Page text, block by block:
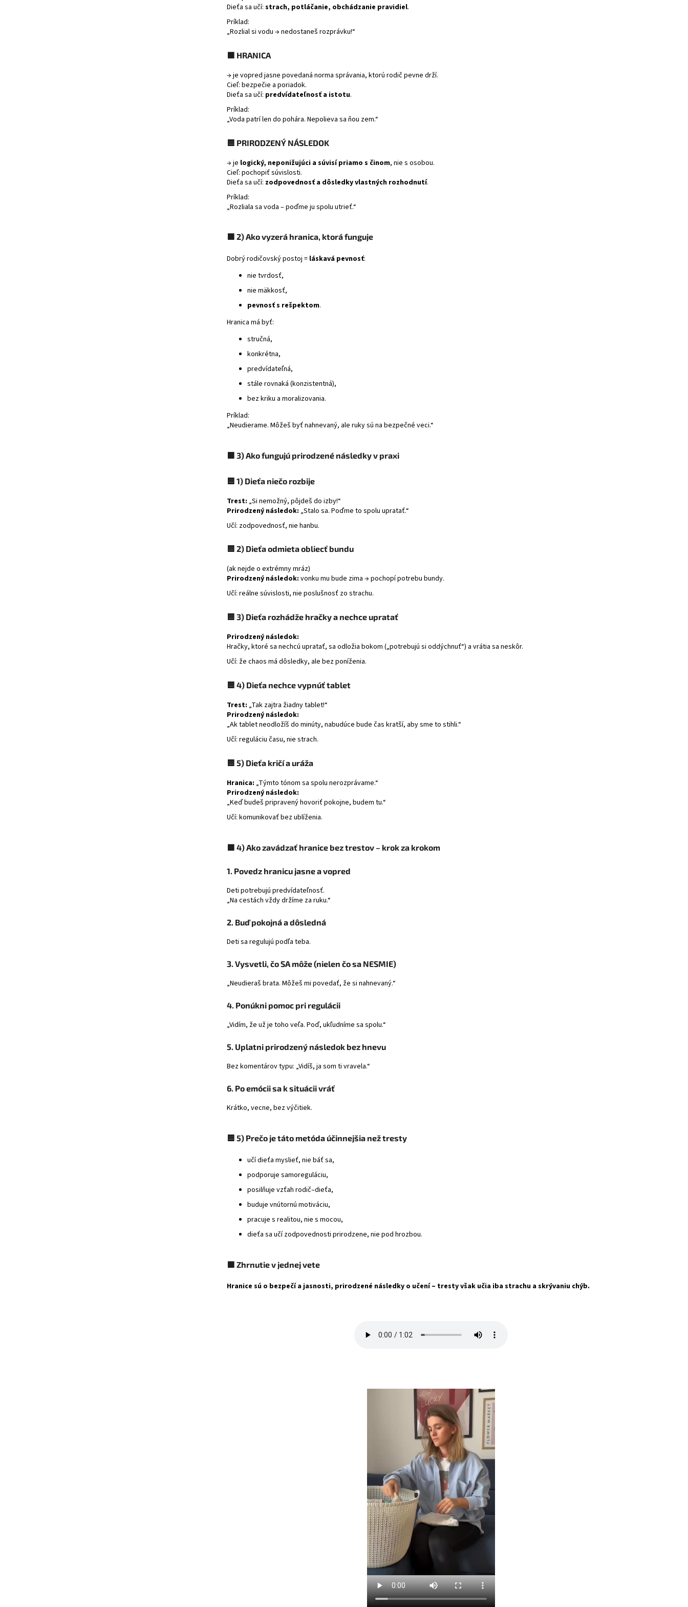
Dieťa sa učí: strach, potláčanie, obchádzanie pravidiel.
Príklad:
„Rozlial si vodu → nedostaneš rozprávku!“
🟩 HRANICA
→ je vopred jasne povedaná norma správania, ktorú rodič pevne drží.
Cieľ: bezpečie a poriadok.
Dieťa sa učí: predvídateľnosť a istotu.
Príklad:
„Voda patrí len do pohára. Nepolieva sa ňou zem.“
🟦 PRIRODZENÝ NÁSLEDOK
→ je logický, neponižujúci a súvisí priamo s činom, nie s osobou.
Cieľ: pochopiť súvislosti.
Dieťa sa učí: zodpovednosť a dôsledky vlastných rozhodnutí.
Príklad:
„Rozliala sa voda – poďme ju spolu utrieť.“
🟩 2) Ako vyzerá hranica, ktorá funguje
Dobrý rodičovský postoj = láskavá pevnosť:
nie tvrdosť,
nie mäkkosť,
pevnosť s rešpektom.
Hranica má byť:
stručná,
konkrétna,
predvídateľná,
stále rovnaká (konzistentná),
bez kriku a moralizovania.
Príklad:
„Neudierame. Môžeš byť nahnevaný, ale ruky sú na bezpečné veci.“
🟧 3) Ako fungujú prirodzené následky v praxi
🟦 1) Dieťa niečo rozbije
Trest: „Si nemožný, pôjdeš do izby!“
Prirodzený následok: „Stalo sa. Poďme to spolu upratať.“
Učí: zodpovednosť, nie hanbu.
🟦 2) Dieťa odmieta obliecť bundu
(ak nejde o extrémny mráz)
Prirodzený následok: vonku mu bude zima → pochopí potrebu bundy.
Učí: reálne súvislosti, nie poslušnosť zo strachu.
🟦 3) Dieťa rozhádže hračky a nechce upratať
Prirodzený následok:
Hračky, ktoré sa nechcú upratať, sa odložia bokom („potrebujú si oddýchnuť“) a vrátia sa neskôr.
Učí: že chaos má dôsledky, ale bez poníženia.
🟦 4) Dieťa nechce vypnúť tablet
Trest: „Tak zajtra žiadny tablet!“
Prirodzený následok:
„Ak tablet neodložíš do minúty, nabudúce bude čas kratší, aby sme to stihli.“
Učí: reguláciu času, nie strach.
🟦 5) Dieťa kričí a uráža
Hranica: „Týmto tónom sa spolu nerozprávame.“
Prirodzený následok:
„Keď budeš pripravený hovoriť pokojne, budem tu.“
Učí: komunikovať bez ublíženia.
🟩 4) Ako zavádzať hranice bez trestov – krok za krokom
1. Povedz hranicu jasne a vopred
Deti potrebujú predvídateľnosť.
„Na cestách vždy držíme za ruku.“
2. Buď pokojná a dôsledná
Deti sa regulujú podľa teba.
3. Vysvetli, čo SA môže (nielen čo sa NESMIE)
„Neudieraš brata. Môžeš mi povedať, že si nahnevaný.“
4. Ponúkni pomoc pri regulácii
„Vidím, že už je toho veľa. Poď, ukľudníme sa spolu.“
5. Uplatni prirodzený následok bez hnevu
Bez komentárov typu: „Vidíš, ja som ti vravela.“
6. Po emócii sa k situácii vráť
Krátko, vecne, bez výčitiek.
🟦 5) Prečo je táto metóda účinnejšia než tresty
učí dieťa myslieť, nie báť sa,
podporuje samoreguláciu,
posilňuje vzťah rodič–dieťa,
buduje vnútornú motiváciu,
pracuje s realitou, nie s mocou,
dieťa sa učí zodpovednosti prirodzene, nie pod hrozbou.
🟩 Zhrnutie v jednej vete
Hranice sú o bezpečí a jasnosti, prirodzené následky o učení – tresty však učia iba strachu a skrývaniu chýb.